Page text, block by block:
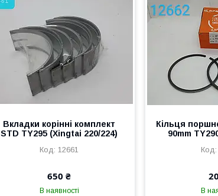
Вкладки корінні комплект
STD TY295 (Xingtai 220/224)
12661
650 ₴
В наявності
Кільця
90mm
В